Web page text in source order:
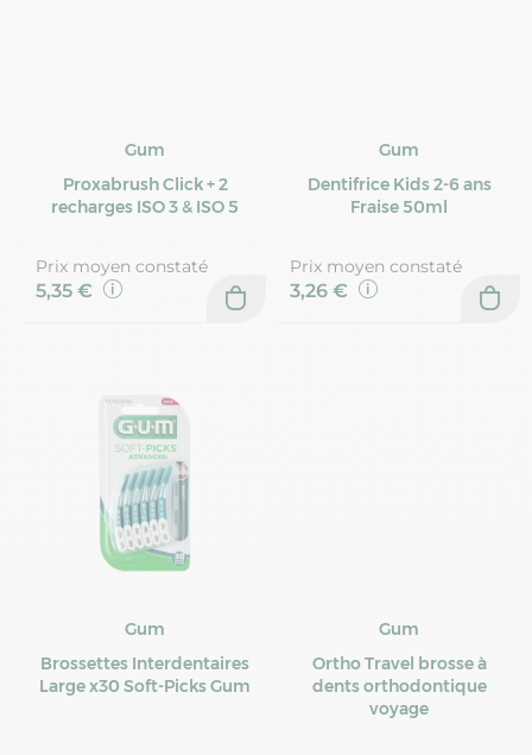
Gum
Proxabrush Click + 2
recharges ISO 3 & ISO 5
Prix moyen constaté
5,35 €
Gum
Dentifrice Kids 2-6 ans
Fraise 50ml
Prix moyen constaté
3,26 €
Gum
Brossettes Interdentaires
Large x30 Soft-Picks Gum
Gum
Ortho Travel brosse à
dents orthodontique
voyage